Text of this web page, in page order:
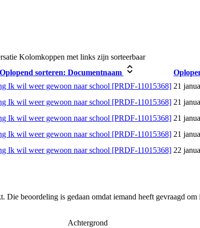
Kolomkoppen met links zijn sorteerbaar
Oplopend sorteren: Documentnaam
Ik wil weer gewoon naar school [PRDF-11015368] 21
Ik wil weer gewoon naar school [PRDF-11015368] 21
Ik wil weer gewoon naar school [PRDF-11015368] 21
Ik wil weer gewoon naar school [PRDF-11015368] 21
Ik wil weer gewoon naar school [PRDF-11015368] 22
beoordeling is gedaan omdat iemand heeft gevraagd
Achtergrond